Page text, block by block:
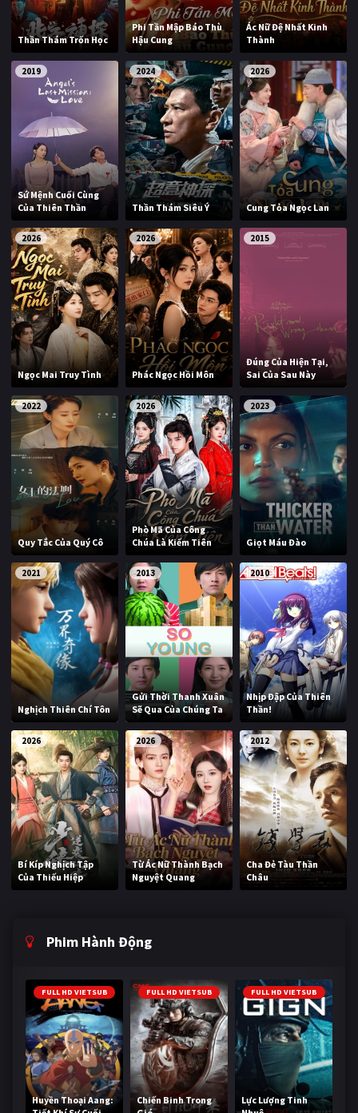
Thần Thám Trốn Học
Phi Tần Mập Báo Thù
Hậu Cung
Ác Nữ Đệ Nhất Kinh
Thành
2019
Sứ Mệnh Cuối Cùng
Của Thiên Thần
2024
Thần Thám Siêu Ý
2026
Cung Tỏa Ngọc Lan
2026
Ngọc Mai Truy Tình
2026
Phác Ngọc Hồi Môn
2015
Đúng Của Hiện Tại,
Sai Của Sau Này
2022
Quy Tắc Của Quý Cô
2026
Phò Mã Của Công
Chúa Là Kiếm Tiên
2023
Giọt Máu Đào
2021
Nghịch Thiên Chí Tôn
2013
Gửi Thời Thanh Xuân
Sẽ Qua Của Chúng Ta
2010
Nhịp Đập Của Thiên
Thần!
2026
Bí Kíp Nghịch Tập
Của Thiếu Hiệp
2026
Từ Ác Nữ Thành Bạch
Nguyệt Quang
2012
Cha Đẻ Tàu Thần
Châu
Phim Hành Động
FULL HD VIETSUB
Huyền Thoại Aang:
FULL HD VIETSUB
Chiến Binh Trong
FULL HD VIETSUB
Lực Lượng Tinh